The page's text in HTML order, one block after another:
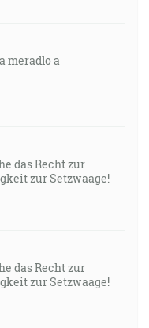
meradlo a
das Recht zur
zur Setzwaage!
das Recht zur
zur Setzwaage!